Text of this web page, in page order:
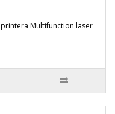
printera Multifunction laser